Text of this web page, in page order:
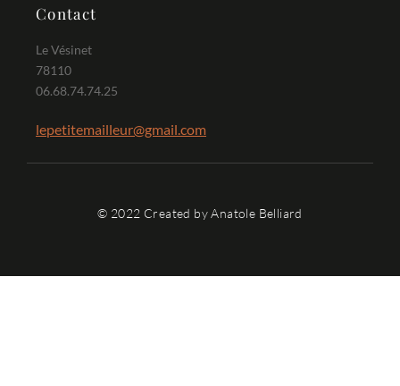
Contact
Le Vésinet
78110
06.68.74.74.25
lepetitemailleur@gmail.com
© 2022 Created by Anatole Belliard